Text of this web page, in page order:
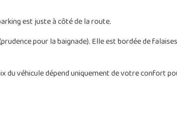
est juste à côté de la route.
pour la baignade). Elle est bordée de
du véhicule dépend uniquement de votre confort